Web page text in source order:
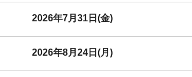
2026年7月31日(金)
2026年8月24日(月)